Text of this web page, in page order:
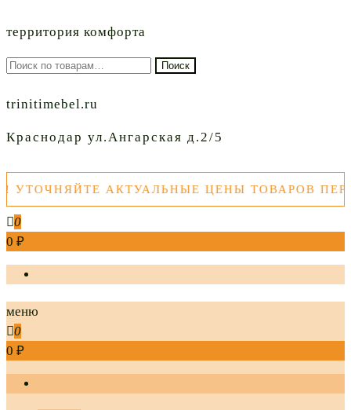
территория комфорта
Искать: Поиск
trinitimebel.ru
Краснодар ул.Ангарская д.2/5
АКТУАЛЬНЫЕ ЦЕНЫ ТОВАРОВ ПЕРЕД
0
0 ₽
меню
0
0 ₽